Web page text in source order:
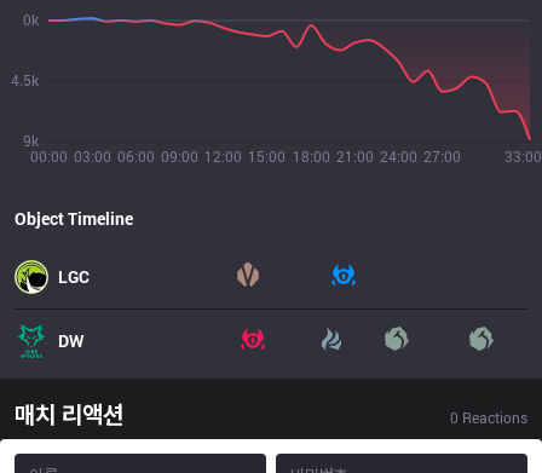
00:00 03:00 06:00 09:00 12:00 15:00 18:00 21:00 24:00 27:00 33:00
9k
4.5k
0k
Object Timeline
LGC
DW
매치 리액션 0 Reactions